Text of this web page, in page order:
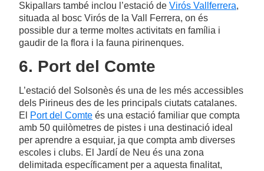
Skipallars també inclou l’estació de Virós Vallferrera,
situada al bosc Virós de la Vall Ferrera, on és
possible dur a terme moltes activitats en família i
gaudir de la flora i la fauna pirinenques.
6. Port del Comte
L’estació del Solsonès és una de les més accessibles
dels Pirineus des de les principals ciutats catalanes.
El
Port del Comte és una estació familiar que compta
amb 50 quilòmetres de pistes i una destinació ideal
per aprendre a esquiar, ja que compta amb diverses
escoles i clubs. El Jardí de Neu és una zona
delimitada específicament per a aquesta finalitat,